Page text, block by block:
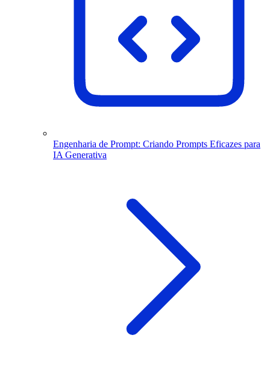
Engenharia de Prompt: Criando Prompts Eficazes para
IA Generativa